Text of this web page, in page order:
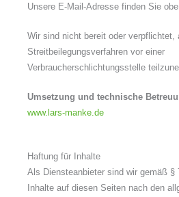
Unsere E-Mail-Adresse finden Sie
Wir sind nicht bereit oder verpflichtet,
Streitbeilegungsverfahren vor einer
Verbraucherschlichtungsstelle
Umsetzung und technische
www.lars-manke.de
Haftung für Inhalte
Als Diensteanbieter sind wir gemäß §
Inhalte auf diesen Seiten nach den